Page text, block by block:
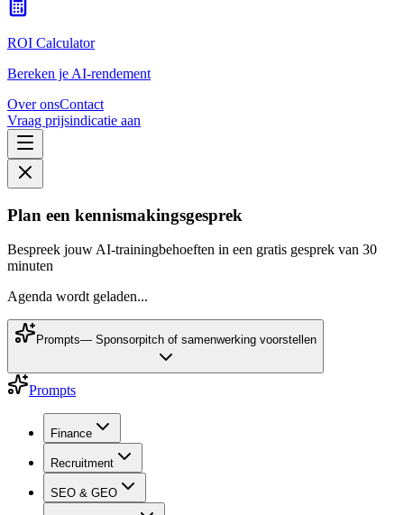
ROI Calculator
Bereken je AI-rendement
Over onsContact
Vraag prijsindicatie aan
Plan een kennismakingsgesprek
Bespreek jouw AI-trainingbehoeften in een gratis gesprek van 30
minuten
Agenda wordt geladen...
Prompts— Sponsorpitch of samenwerking voorstellen
Prompts
Finance
Recruitment
SEO & GEO